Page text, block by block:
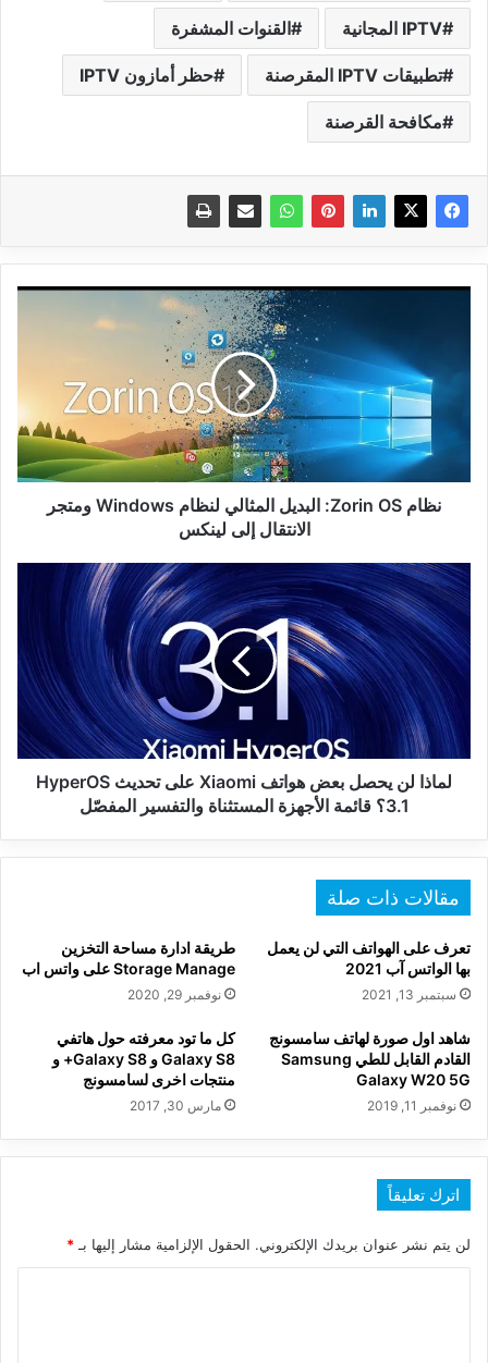
IPTV المجانية القنوات المشفرة
تطبيقات IPTV المقرصنة حظر أمازون IPTV
مكافحة القرصنة
نظام
المثالي
Windows
ومتجر
الانتقال
نظام Zorin OS: البديل المثالي لنظام Windows ومتجر
الانتقال إلى لينكس
لماذا
لن
يحصل
بعض
هواتف
Xiaomi
على
تحديث
HyperOS
3.1؟
المفصّل
لماذا لن يحصل بعض هواتف Xiaomi على تحديث HyperOS
3.1؟ قائمة الأجهزة المستثناة والتفسير المفصّل
مقالات ذات صلة
تعرف على الهواتف التي لن يعمل
بها الواتس آب 2021
سبتمبر 13, 2021
طريقة ادارة مساحة التخزين
Storage Manage على واتس اب
نوفمبر 29, 2020
شاهد اول صورة لهاتف سامسونج
القادم القابل للطي Samsung
Galaxy W20 5G
نوفمبر 11, 2019
كل ما تود معرفته حول هاتفي
Galaxy S8 و Galaxy S8+ و
منتجات اخرى لسامسونج
مارس 30, 2017
اترك تعليقاً
لن يتم نشر عنوان بريدك الإلكتروني. الحقول الإلزامية مشار إليها بـ*